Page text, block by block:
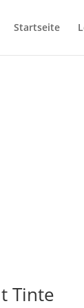
Startseite
Tinte